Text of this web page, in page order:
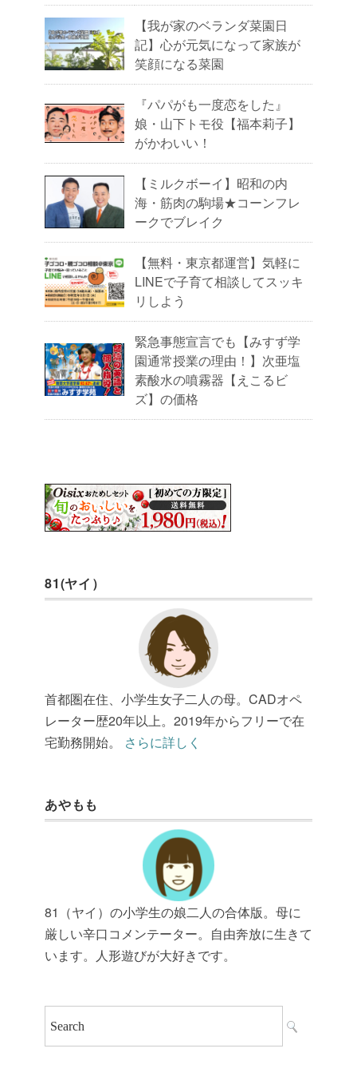
【我が家のベランダ菜園日
記】心が元気になって家族が
笑顔になる菜園
『パパがも一度恋をした』
娘・山下トモ役【福本莉子】
がかわいい！
【ミルクボーイ】昭和の内
海・筋肉の駒場★コーンフレ
ークでブレイク
【無料・東京都運営】気軽に
LINEで子育て相談してスッキ
リしよう
緊急事態宣言でも【みすず学
園通常授業の理由！】次亜塩
素酸水の噴霧器【えこるビ
ズ】の価格
81(ヤイ）
首都圏在住、小学生女子二人の母。CADオペ
レーター歴20年以上。2019年からフリーで在
宅勤務開始。 さらに詳しく
あやもも
81（ヤイ）の小学生の娘二人の合体版。母に
厳しい辛口コメンテーター。自由奔放に生きて
います。人形遊びが大好きです。